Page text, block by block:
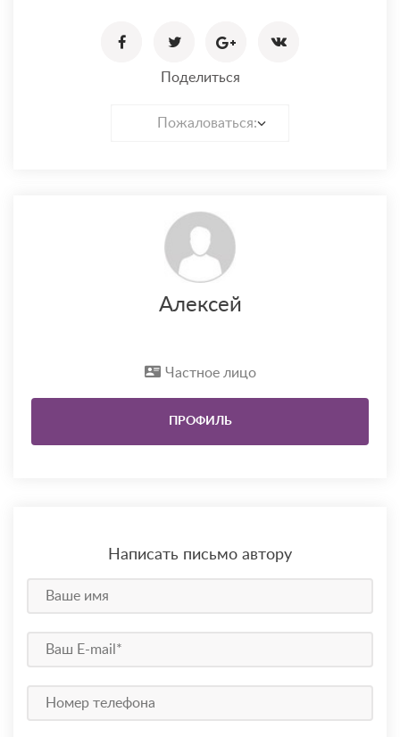
Поделиться
Пожаловаться:
Алексей
Частное лицо
ПРОФИЛЬ
Написать письмо автору